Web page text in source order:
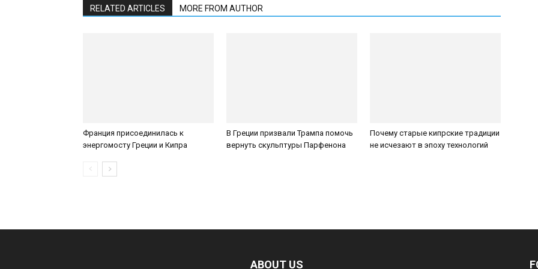
RELATED ARTICLES MORE FROM AUTHOR
Франция присоединилась к
энергомосту Греции и Кипра
В Греции призвали Трампа помочь
вернуть скульптуры Парфенона
Почему старые кипрские традиции
не исчезают в эпоху технологий
ABOUT US